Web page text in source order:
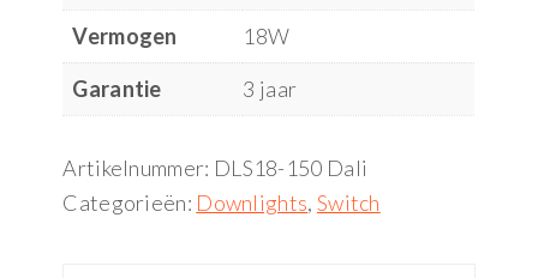
Vermogen
18W
Garantie
3 jaar
Artikelnummer: DLS18-150 Dali
Categorieën: Downlights, Switch